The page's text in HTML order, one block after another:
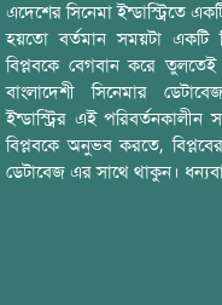
এদেশের সিনেমা ইন্ডাস্ট্রিতে
হয়তো বর্তমান সময়টা একটি
বিপ্লবকে বেগবান করে
বাংলাদেশী সিনেমার
ইন্ডাস্ট্রির এই পরিবর্তনকালীন
বিপ্লবকে অনুভব করতে,
ডেটাবেজ এর সাথে থাকুন।